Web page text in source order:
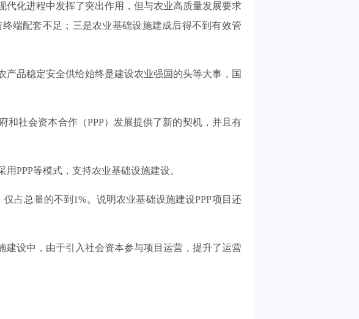
化进程中发挥了突出作用，但与农业高质量发展要求
端配套不足；三是农业基础设施建成后得不到有效管
品稳定安全供给始终是建设农业强国的头等大事，国
社会资本合作（PPP）发展提供了新的契机，并且有
PPP等模式，支持农业基础设施建设。
占总量的不到1%。说明农业基础设施建设PPP项目还
设中，由于引入社会资本参与项目运营，提升了运营